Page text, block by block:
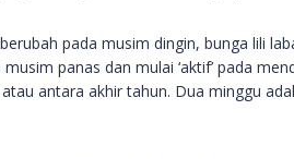
pada musim dingin, bunga lili
panas dan mulai ‘aktif’ pada
antara akhir tahun. Dua minggu